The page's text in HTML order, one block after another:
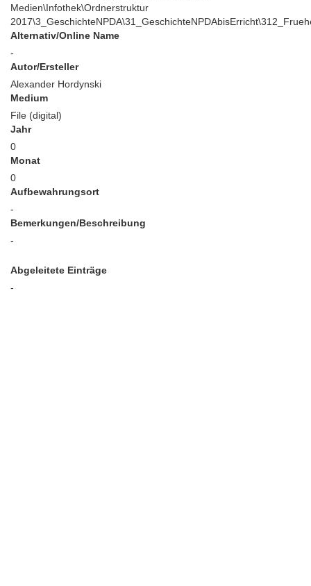
Medien\Infothek\Ordnerstruktur
Alternativ/Online Name
-
Autor/Ersteller
Alexander Hordynski
Medium
File (digital)
Jahr
0
Monat
0
Aufbewahrungsort
-
Bemerkungen/Beschreibung
-
Abgeleitete Einträge
-